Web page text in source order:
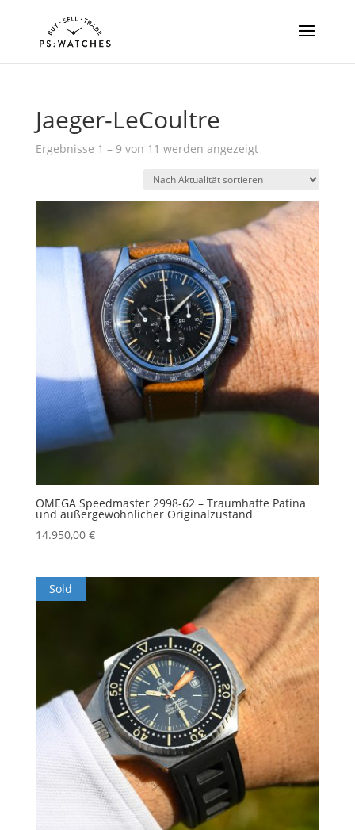
Jaeger-LeCoultre
Ergebnisse 1 – 9 von 11 werden angezeigtNach
sortiert
OMEGA Speedmaster 2998-62 – Traumhafte Patina
und außergewöhnlicher Originalzustand
14.950,00 €
Sold